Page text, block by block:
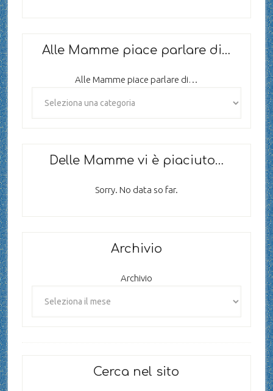
Alle Mamme piace parlare di…
Alle Mamme piace parlare di…
Delle Mamme vi è piaciuto…
Sorry. No data so far.
Archivio
Archivio
Cerca nel sito